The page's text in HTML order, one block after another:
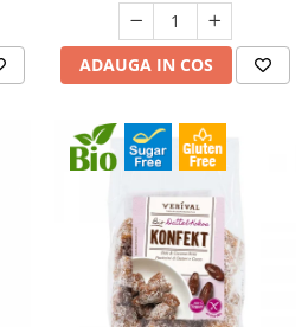
ADAUGA IN COS